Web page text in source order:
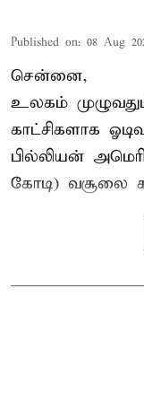
Published on: 08 Aug
சென்னை,
உலகம்
காட்சிகளாக
பில்லியன்
கோடி) வசூலை